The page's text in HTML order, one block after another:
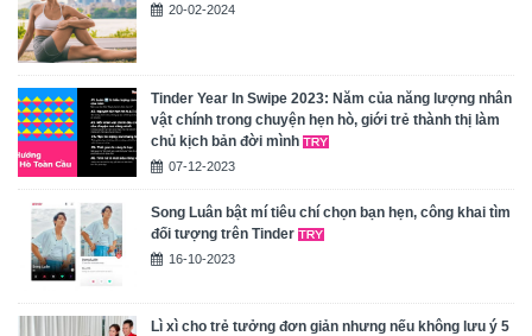
20-02-2024
Tinder Year In Swipe 2023: Năm của năng lượng nhân
vật chính trong chuyện hẹn hò, giới trẻ thành thị làm
chủ kịch bản đời mình
07-12-2023
Song Luân bật mí tiêu chí chọn bạn hẹn, công khai tìm
đối tượng trên Tinder
16-10-2023
Lì xì cho trẻ tưởng đơn giản nhưng nếu không lưu ý 5